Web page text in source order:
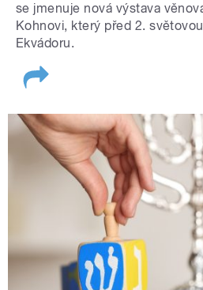
se jmenuje nová výstava
Kohnovi, který před 2.
Ekvádoru.